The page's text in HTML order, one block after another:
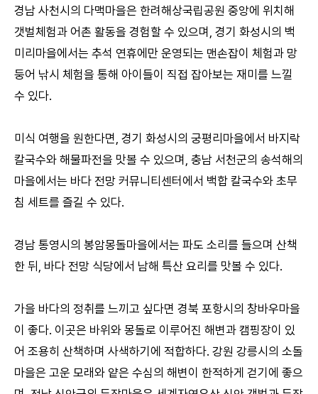
경남 사천시의 다맥마을은 한려해상국립공원 중앙에 위치해
갯벌체험과 어촌 활동을 경험할 수 있으며, 경기 화성시의 백
미리마을에서는 추석 연휴에만 운영되는 맨손잡이 체험과 망
둥어 낚시 체험을 통해 아이들이 직접 잡아보는 재미를 느낄
수 있다.
미식 여행을 원한다면, 경기 화성시의 궁평리마을에서 바지락
칼국수와 해물파전을 맛볼 수 있으며, 충남 서천군의 송석해의
마을에서는 바다 전망 커뮤니티센터에서 백합 칼국수와 초무
침 세트를 즐길 수 있다.
경남 통영시의 봉암몽돌마을에서는 파도 소리를 들으며 산책
한 뒤, 바다 전망 식당에서 남해 특산 요리를 맛볼 수 있다.
가을 바다의 정취를 느끼고 싶다면 경북 포항시의 창바우마을
이 좋다. 이곳은 바위와 몽돌로 이루어진 해변과 캠핑장이 있
어 조용히 산책하며 사색하기에 적합하다. 강원 강릉시의 소돌
마을은 고운 모래와 얕은 수심의 해변이 한적하게 걷기에 좋으